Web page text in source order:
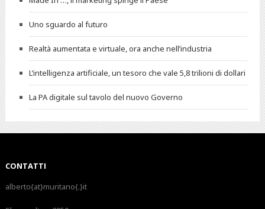
Uno sguardo al futuro
Realtà aumentata e virtuale, ora anche nell’industria
L’intelligenza artificiale, un tesoro che vale 5,8 trilioni di dollari
La PA digitale sul tavolo del nuovo Governo
CONTATTI
alberto{at}muritano{.}it